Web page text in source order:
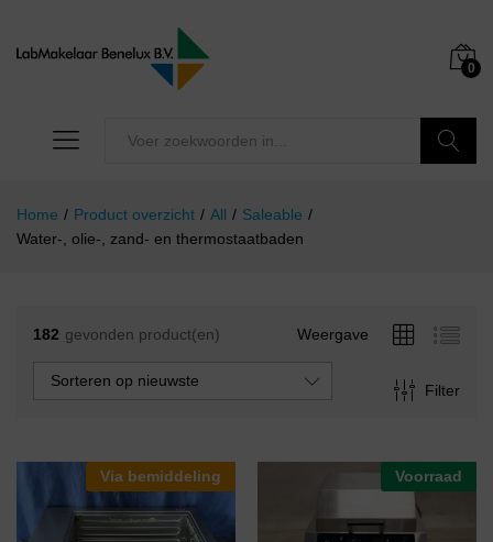
0
Home / Product overzicht / All / Saleable /
Water-, olie-, zand- en thermostaatbaden
182 gevonden product(en) Weergave
Filter
Sorteren op nieuwste
Via bemiddeling Voorraad